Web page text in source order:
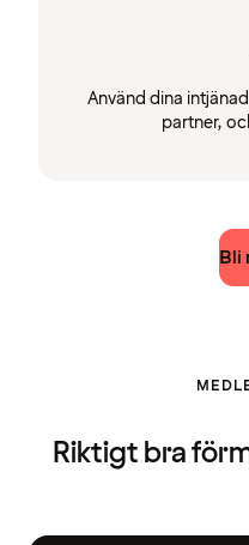
Använd dina
partner,
Bli
Riktigt bra